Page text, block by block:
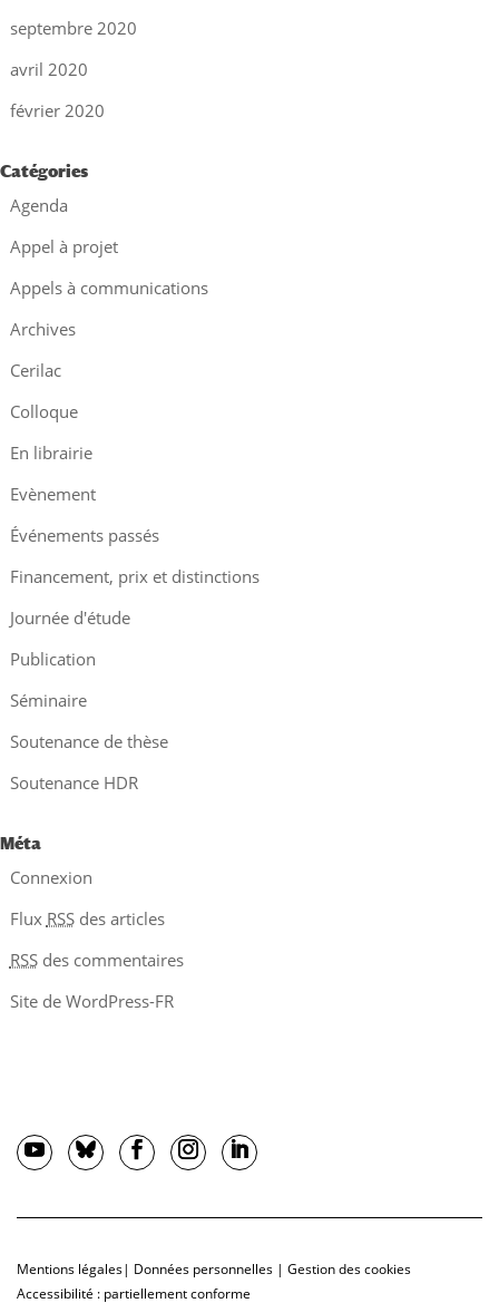
septembre 2020
avril 2020
février 2020
Catégories
Agenda
Appel à projet
Appels à communications
Archives
Cerilac
Colloque
En librairie
Evènement
Événements passés
Financement, prix et distinctions
Journée d'étude
Publication
Séminaire
Soutenance de thèse
Soutenance HDR
Méta
Connexion
Flux RSSdes articles
RSSdes commentaires
Site de WordPress-FR
Mentions légales| Données personnelles | Gestion des cookies
Accessibilité : partiellement conforme